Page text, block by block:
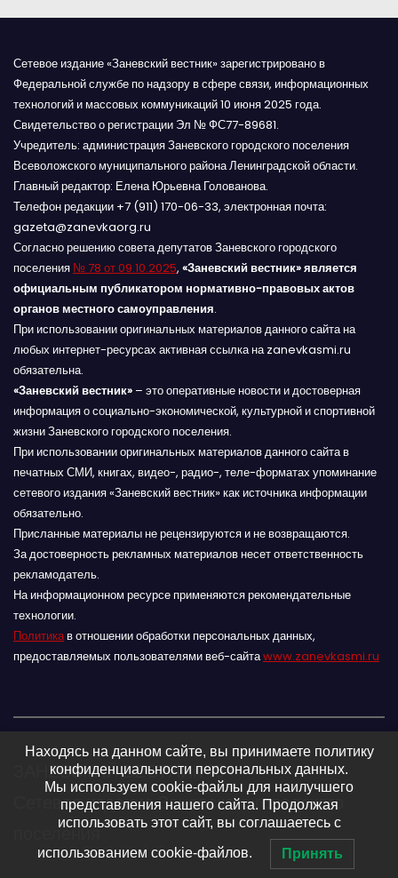
Сетевое издание «Заневский вестник» зарегистрировано в
Федеральной службе по надзору в сфере связи, информационных
технологий и массовых коммуникаций 10 июня 2025 года.
Свидетельство о регистрации Эл № ФС77-89681.
Учредитель: администрация Заневского городского поселения
Всеволожского муниципального района Ленинградской области.
Главный редактор: Елена Юрьевна Голованова.
Телефон редакции +7 (911) 170-06-33, электронная почта:
gazeta@zanevkaorg.ru
Согласно решению совета депутатов Заневского городского
поселения № 78 от 09.10.2025, «Заневский вестник» является
официальным публикатором нормативно-правовых актов
органов местного самоуправления.
При использовании оригинальных материалов данного сайта на
любых интернет-ресурсах активная ссылка на zanevkasmi.ru
обязательна.
«Заневский вестник» – это оперативные новости и достоверная
информация о социально-экономической, культурной и спортивной
жизни Заневского городского поселения.
При использовании оригинальных материалов данного сайта в
печатных СМИ, книгах, видео-, радио-, теле-форматах упоминание
сетевого издания «Заневский вестник» как источника информации
обязательно.
Присланные материалы не рецензируются и не возвращаются.
За достоверность рекламных материалов несет ответственность
рекламодатель.
На информационном ресурсе применяются рекомендательные
технологии.
Политикав отношении обработки персональных данных,
предоставляемых пользователями веб-сайтаwww.zanevkasmi.ru
ЗАНЕВСКИЙ ВЕСТНИК 16+
Сетевое издание Заневского городского
поселения
Находясь на данном сайте, вы принимаете политику
конфиденциальности персональных данных.
Мы используем cookie-файлы для наилучшего
представления нашего сайта. Продолжая
использовать этот сайт, вы соглашаетесь с
использованием cookie-файлов. Принять